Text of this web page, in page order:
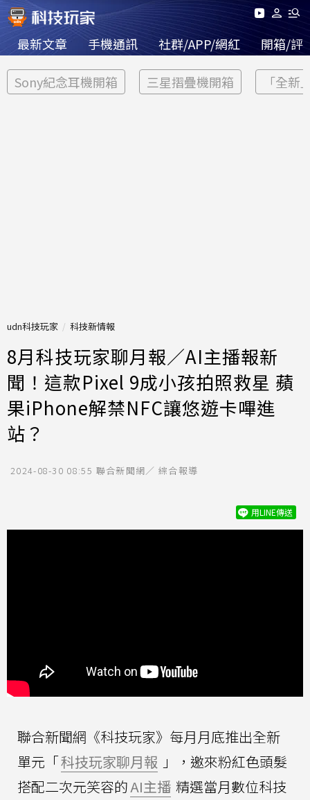
最新文章 手機通訊 社群/APP/網紅 開箱/評
Sony紀念耳機開箱 三星摺疊機開箱 「全新
udn科技玩家 科技新情報
8月科技玩家聊月報／AI主播報新
聞！這款Pixel 9成小孩拍照救星 蘋
果iPhone解禁NFC讓悠遊卡嗶進
站？
2024-08-30 08:55 聯合新聞網／ 綜合報導
用LINE傳送
聯合新聞網《科技玩家》每月月底推出全新
單元「科技玩家聊月報 」，邀來粉紅色頭髮
搭配二次元笑容的AI主播 精選當月數位科技